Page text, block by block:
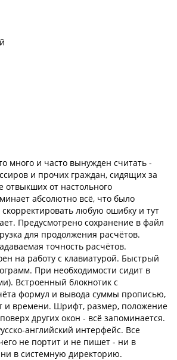
много и часто вынужден считать -
и прочих граждан, сидящих за
отвыкших от настольного
абсолютно всё, что было
скорректировать любую ошибку и тут
Предусмотрено сохранение в файл
для продолжения расчётов.
точность расчётов.
на работу с клавиатурой. Быстрый
При необходимости сидит в
Встроенный блокнотик с
формул и вывода суммы прописью,
и времени. Шрифт, размер, положение
других окон - всё запоминается.
английский интерфейс. Все
не портит и не пишет - ни в
в системную директорию.